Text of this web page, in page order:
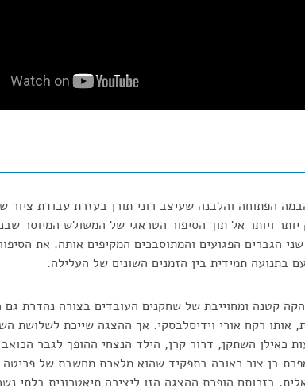
הפתוחה והלבנה שעיצב רוני תורן בעזרת עבודת
ויותר אל תוך הסיפור הטראגי של המשולש המיוסר
הגברים הפגועים והמתוסבכים המקיפים אותה. את
בתנועה תמידית בין הזמנים השונים של העלילה.
קטנה ומחוייבת של שחקנים העובדים בצורה נהדרת גם
אותו רקח אורי וידיסלבסקי. אך ההצגה שייכת לשלושת
כאילן השתקן, דרור קרן, הילד הנצחי ההופך לגבר
בן צור כאורה בתפקיד שהוא מלאכת מחשבת של
בזכותם הופכת ההצגה הזו ליצירה תיאטרונית בלתי